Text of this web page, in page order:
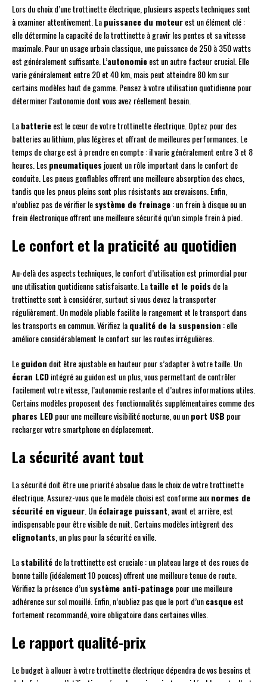
Lors du choix d’une trottinette électrique, plusieurs aspects techniques sont
à examiner attentivement. Lapuissance du moteurest un élément clé :
elle détermine la capacité de la trottinette à gravir les pentes et sa vitesse
maximale. Pour un usage urbain classique, une puissance de 250 à 350 watts
est généralement suffisante. L’autonomieest un autre facteur crucial. Elle
varie généralement entre 20 et 40 km, mais peut atteindre 80 km sur
certains modèles haut de gamme. Pensez à votre utilisation quotidienne pour
déterminer l’autonomie dont vous avez réellement besoin.
Labatterieest le cœur de votre trottinette électrique. Optez pour des
batteries au lithium, plus légères et offrant de meilleures performances. Le
temps de charge est à prendre en compte : il varie généralement entre 3 et 8
heures. Lespneumatiques jouent un rôle important dans le confort de
conduite. Les pneus gonflables offrent une meilleure absorption des chocs,
tandis que les pneus pleins sont plus résistants aux crevaisons. Enfin,
n’oubliez pas de vérifier lesystème de freinage: un frein à disque ou un
frein électronique offrent une meilleure sécurité qu’un simple frein à pied.
Le confort et la praticité au quotidien
Au-delà des aspects techniques, le confort d’utilisation est primordial pour
une utilisation quotidienne satisfaisante. Lataille et le poids de la
trottinette sont à considérer, surtout si vous devez la transporter
régulièrement. Un modèle pliable facilite le rangement et le transport dans
les transports en commun. Vérifiez laqualité de la suspension : elle
améliore considérablement le confort sur les routes irrégulières.
Leguidon doit être ajustable en hauteur pour s’adapter à votre taille. Un
écran LCDintégré au guidon est un plus, vous permettant de contrôler
facilement votre vitesse, l’autonomie restante et d’autres informations utiles.
Certains modèles proposent des fonctionnalités supplémentaires comme des
phares LEDpour une meilleure visibilité nocturne, ou unport USB pour
recharger votre smartphone en déplacement.
La sécurité avant tout
La sécurité doit être une priorité absolue dans le choix de votre trottinette
électrique. Assurez-vous que le modèle choisi est conforme auxnormes de
sécurité en vigueur. Unéclairage puissant, avant et arrière, est
indispensable pour être visible de nuit. Certains modèles intègrent des
clignotants, un plus pour la sécurité en ville.
Lastabilitéde la trottinette est cruciale : un plateau large et des roues de
bonne taille (idéalement 10 pouces) offrent une meilleure tenue de route.
Vérifiez la présence d’unsystème anti-patinagepour une meilleure
adhérence sur sol mouillé. Enfin, n’oubliez pas que le port d’uncasqueest
fortement recommandé, voire obligatoire dans certaines villes.
Le rapport qualité-prix
Le budget à allouer à votre trottinette électrique dépendra de vos besoins et